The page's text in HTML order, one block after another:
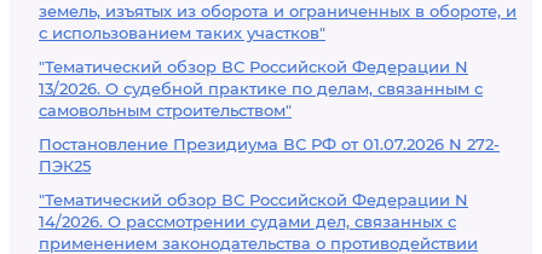
земель, изъятых из оборота и ограниченных в обороте, и
с использованием таких участков"
"Тематический обзор ВС Российской Федерации N
13/2026. О судебной практике по делам, связанным с
самовольным строительством"
Постановление Президиума ВС РФ от 01.07.2026 N 272-
ПЭК25
"Тематический обзор ВС Российской Федерации N
14/2026. О рассмотрении судами дел, связанных с
применением законодательства о противодействии